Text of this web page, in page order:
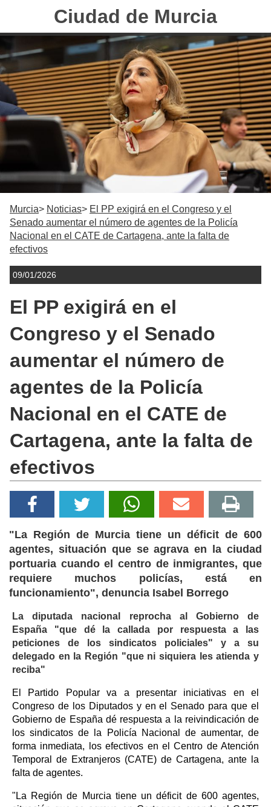
Ciudad de Murcia
Murcia Noticias
El PP exigirá en el Congreso y el
Senado aumentar el número de agentes de la Policía
Nacional en el CATE de Cartagena, ante la falta de
efectivos
09/01/2026
El PP exigirá en el
Congreso y el Senado
aumentar el número de
agentes de la Policía
Nacional en el CATE de
Cartagena, ante la falta de
efectivos
"La Región de Murcia tiene un déficit de 600
agentes, situación que se agrava en la ciudad
portuaria cuando el centro de inmigrantes, que
requiere muchos policías, está en
funcionamiento", denuncia Isabel Borrego
La diputada nacional reprocha al Gobierno de
España "que dé la callada por respuesta a las
peticiones de los sindicatos policiales" y a su
delegado en la Región "que ni siquiera les atienda y
reciba"
El Partido Popular va a presentar iniciativas en el
Congreso de los Diputados y en el Senado para que el
Gobierno de España dé respuesta a la reivindicación de
los sindicatos de la Policía Nacional de aumentar, de
forma inmediata, los efectivos en el Centro de Atención
Temporal de Extranjeros (CATE) de Cartagena, ante la
falta de agentes.
"La Región de Murcia tiene un déficit de 600 agentes,